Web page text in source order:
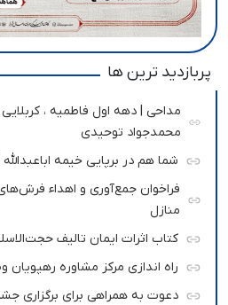
پربازدید ترین ها
مداحی | دهه اول فاطمیه ، کربلایی
محمدجواد توحیدی
شما هم در برپایی خیمه
فراخوان جمع‌آوری و اهداء
منازل
کتاب اثرات ایمان تالیف
راه اندازی مرکز مشاوره رهپویان
دعوت به همراهی برای برگزاری